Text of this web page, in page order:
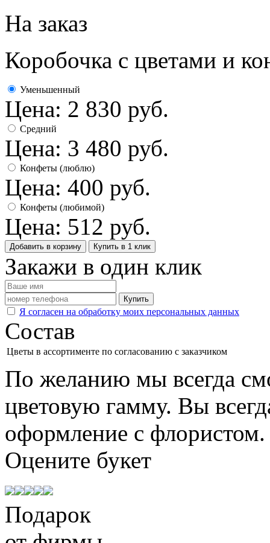
На заказ
Коробочка с цветами и
Уменьшенный
Цена: 2 830 руб.
Средний
Цена: 3 480 руб.
Конфеты (люблю)
Цена: 400 руб.
Конфеты (любимой)
Цена: 512 руб.
Добавить в корзину Купить в 1 клик
Закажи в один клик
Купить
Я согласен на обработку моих персональных данных
Состав
Цветы в ассортименте по согласованию с заказчиком
По желанию мы всегда
цветовую гамму. Вы
оформление с флористом.
Оцените букет
Подарок